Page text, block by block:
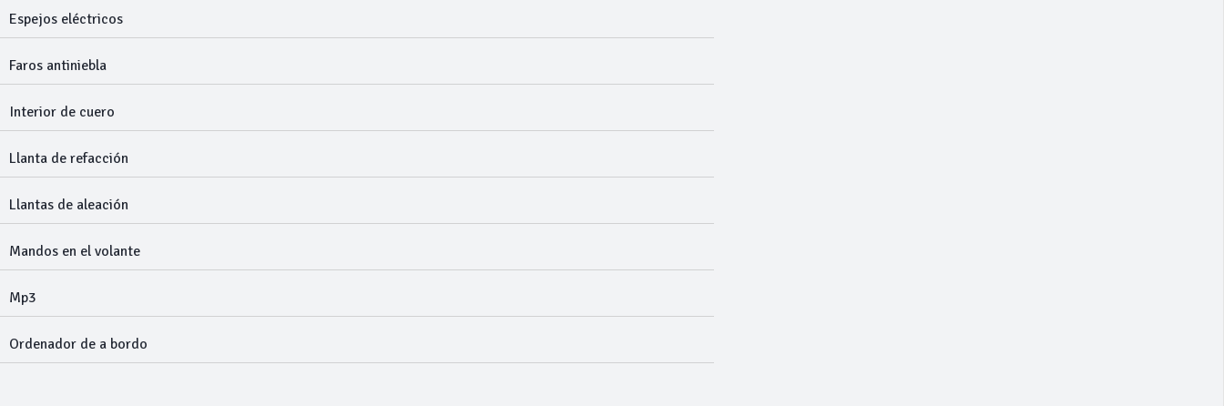
Espejos eléctricos
Faros antiniebla
Interior de cuero
Llanta de refacción
Llantas de aleación
Mandos en el volante
Mp3
Ordenador de a bordo